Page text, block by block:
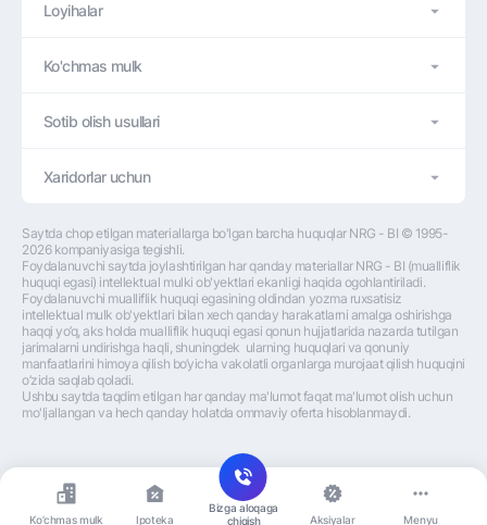
Ko’chmas mulk Ipoteka
Bizga aloqaga
chiqish
Aksiyalar Menyu
Loyihalar
Ko'chmas mulk
Sotib olish usullari
Xaridorlar uchun
Saytda chop etilgan materiallarga bo'lgan barcha huquqlar NRG - BI © 1995-
2026 kompaniyasiga tegishli.
Foydalanuvchi saytda joylashtirilgan har qanday materiallar NRG - BI (mualliflik
huquqi egasi) intellektual mulki ob'yektlari ekanligi haqida ogohlantiriladi.
Foydalanuvchi mualliflik huquqi egasining oldindan yozma ruxsatisiz
intellektual mulk ob'yektlari bilan xech qanday harakatlarni amalga oshirishga
haqqi yo’q, aks holda mualliflik huquqi egasi qonun hujjatlarida nazarda tutilgan
jarimalarni undirishga haqli, shuningdek  ularning huquqlari va qonuniy
manfaatlarini himoya qilish bo‘yicha vakolatli organlarga murojaat qilish huquqini
o’zida saqlab qoladi.
Ushbu saytda taqdim etilgan har qanday ma'lumot faqat ma'lumot olish uchun
mo'ljallangan va hech qanday holatda ommaviy oferta hisoblanmaydi.